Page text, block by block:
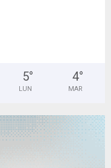
5°
LUN
4°
MAR